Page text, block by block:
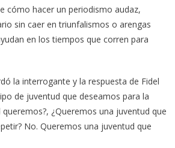
cómo hacer un periodismo audaz,
sin caer en triunfalismos o arengas
en los tiempos que corren para
la interrogante y la respuesta de Fidel
de juventud que deseamos para la
queremos?, ¿Queremos una juventud que
No. Queremos una juventud que